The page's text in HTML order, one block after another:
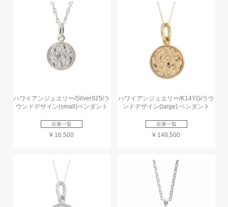
ハワイアンジュエリー/Silver925/ラ
ウンドデザイン(small)ペンダント
在庫一覧
¥ 16,500
ハワイアンジュエリー/K14YG/ラウ
ンドデザイン(large) ペンダント
在庫一覧
¥ 148,500